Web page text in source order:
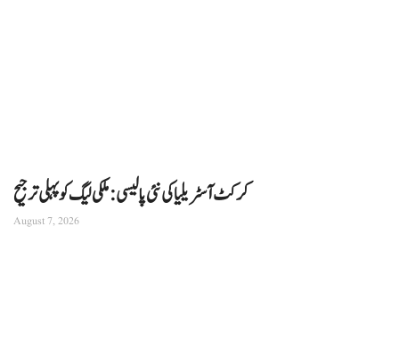
کرکٹ آسٹریلیا کی نئی پالیسی: ملکی لیگ کو پہلی ترجیح
August 7, 2026